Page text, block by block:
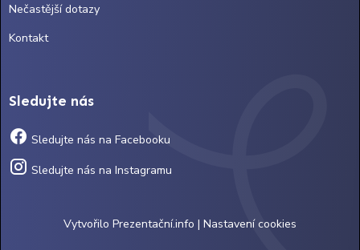
Nečastější dotazy
Kontakt
Sledujte nás
Sledujte nás na Facebooku
Sledujte nás na Instagramu
Vytvořilo Prezentační.info | Nastavení cookies